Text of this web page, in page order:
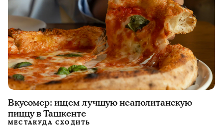
Вкусомер: ищем лучшую неаполитанскую
пиццу в Ташкенте
МЕСТАКУДА СХОДИТЬ